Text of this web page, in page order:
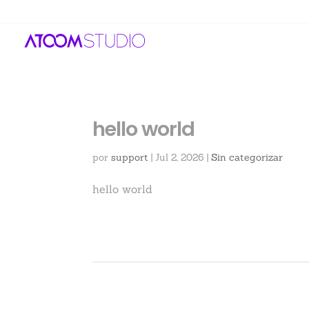
hello world
porsupport |Jul 2, 2026 |Sin categorizar
hello world